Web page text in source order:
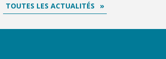
TOUTES LES ACTUALITÉS